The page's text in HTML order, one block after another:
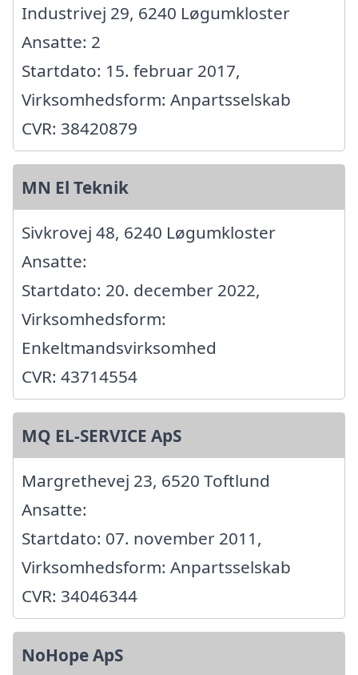
Industrivej 29, 6240 Løgumkloster
Ansatte: 2
Startdato: 15. februar 2017,
Virksomhedsform: Anpartsselskab
CVR: 38420879
MN El Teknik
Sivkrovej 48, 6240 Løgumkloster
Ansatte:
Startdato: 20. december 2022,
Virksomhedsform:
Enkeltmandsvirksomhed
CVR: 43714554
MQ EL-SERVICE ApS
Margrethevej 23, 6520 Toftlund
Ansatte:
Startdato: 07. november 2011,
Virksomhedsform: Anpartsselskab
CVR: 34046344
NoHope ApS